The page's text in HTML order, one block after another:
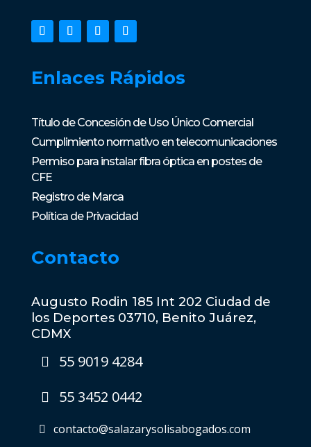
Enlaces Rápidos
Título de Concesión de Uso Único Comercial
Cumplimiento normativo en telecomunicaciones
Permiso para instalar fibra óptica en postes de
CFE
Registro de Marca
Política de Privacidad
Contacto
Augusto Rodin 185 Int 202 Ciudad de
los Deportes 03710, Benito Juárez,
CDMX
55 9019 4284
55 3452 0442
contacto@salazarysolisabogados.com